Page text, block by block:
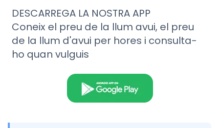
DESCARREGA LA NOSTRA APP
Coneix el preu de la llum avui, el preu
de la llum d'avui per hores i consulta-
ho quan vulguis